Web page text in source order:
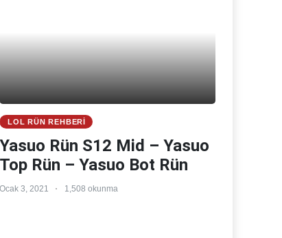
LOL RÜN REHBERI
Yasuo Rün S12 Mid – Yasuo
Top Rün – Yasuo Bot Rün
Ocak 3, 2021 1,508 okunma